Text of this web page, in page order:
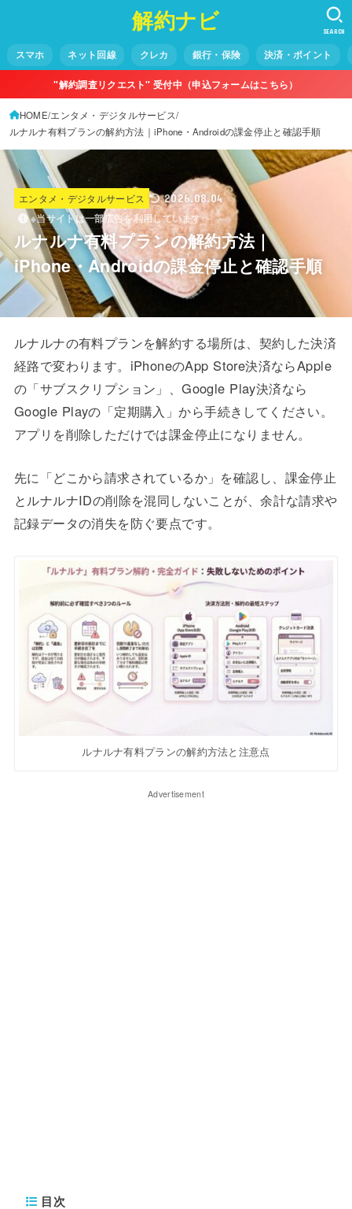
解約ナビ
スマホ ネット回線 クレカ 銀行・保険 決済・ポイント
SEARCH
"解約調査リクエスト" 受付中（申込フォームはこちら）
HOME エンタメ・デジタルサービス
ルナルナ有料プランの解約方法｜iPhone・Androidの課金停止と確認手順
エンタメ・デジタルサービス
2026.08.04
※当サイトは一部広告を利用しています
ルナルナ有料プランの解約方法｜
iPhone・Androidの課金停止と確認手順
ルナルナの有料プランを解約する場所は、契約した決済
経路で変わります。iPhoneのApp Store決済ならApple
の「サブスクリプション」、Google Play決済なら
Google Playの「定期購入」から手続きしてください。
アプリを削除しただけでは課金停止になりません。
先に「どこから請求されているか」を確認し、課金停止
とルナルナIDの削除を混同しないことが、余計な請求や
記録データの消失を防ぐ要点です。
ルナルナ有料プランの解約方法と注意点
Advertisement
目次